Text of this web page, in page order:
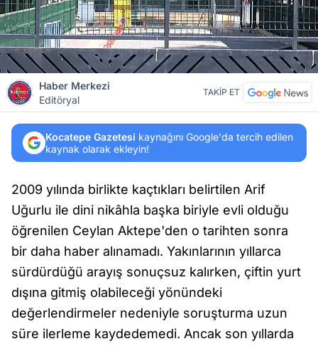
Haber Merkezi
Editöryal
TAKİP ET
Kocatepe Gazetesi kaynağını Google'da tercih edilen
kaynak olarak ekleyin!
2009 yılında birlikte kaçtıkları belirtilen Arif
Uğurlu ile dini nikâhla başka biriyle evli olduğu
öğrenilen Ceylan Aktepe'den o tarihten sonra
bir daha haber alınamadı. Yakınlarının yıllarca
sürdürdüğü arayış sonuçsuz kalırken, çiftin yurt
dışına gitmiş olabileceği yönündeki
değerlendirmeler nedeniyle soruşturma uzun
süre ilerleme kaydedemedi. Ancak son yıllarda